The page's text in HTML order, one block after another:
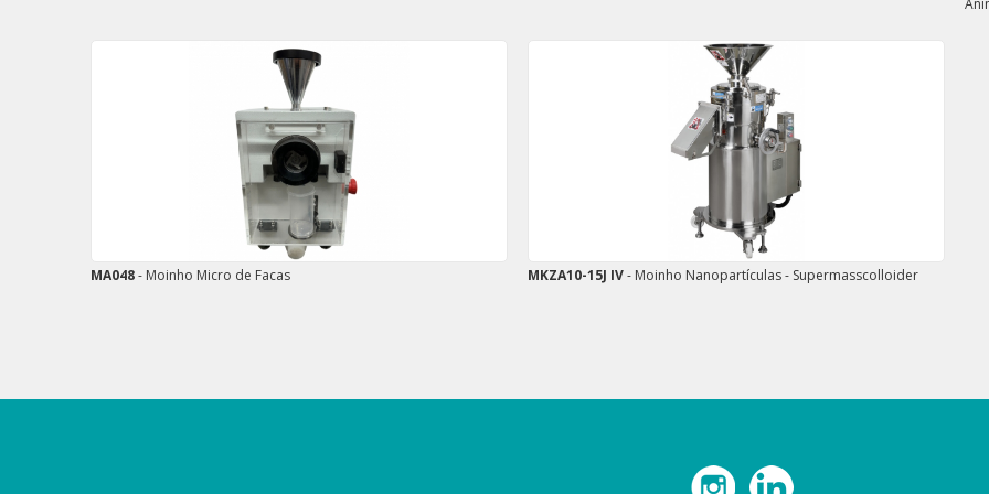
MA048- Moinho Micro de Facas MKZA10-15J IV- Moinho Nanopartículas - Supermasscolloider